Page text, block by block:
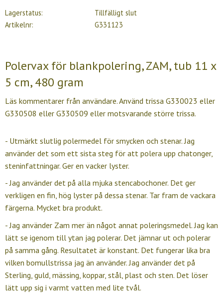
Lagerstatus
Tillfälligt slut
Artikelnr
G331123
Polervax för blankpolering, ZAM, tub 11 x
5 cm, 480 gram
Läs kommentarer från användare. Använd trissa G330023 eller
G330508 eller G330509 eller motsvarande större trissa.
- Utmärkt slutlig polermedel för smycken och stenar. Jag
använder det som ett sista steg för att polera upp chatonger,
steninfattningar. Ger en vacker lyster.
- Jag använder det på alla mjuka stencabochoner. Det ger
verkligen en fin, hög lyster på dessa stenar. Tar fram de vackara
färgerna. Mycket bra produkt.
- Jag använder Zam mer än något annat poleringsmedel. Jag kan
lätt se igenom till ytan jag polerar. Det jämnar ut och polerar
på samma gång. Resultatet är konstant. Det fungerar lika bra
vilken bomullstrissa jag än använder. Jag använder det på
Sterling, guld, mässing, koppar, stål, plast och sten. Det löser
lätt upp sig i varmt vatten med lite tvål.